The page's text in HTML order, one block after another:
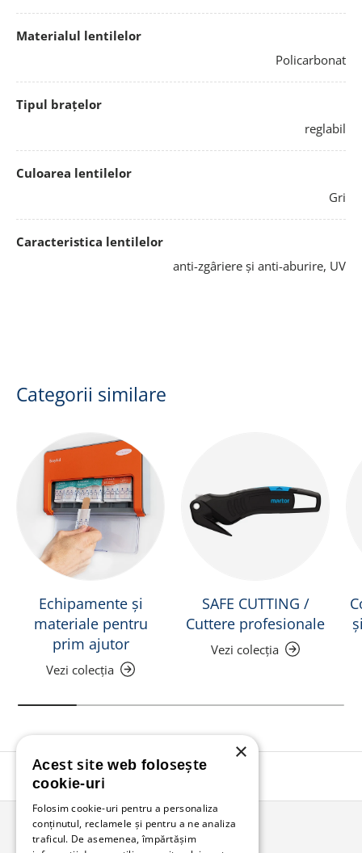
Materialul lentilelor
Policarbonat
Tipul brațelor
reglabil
Culoarea lentilelor
Gri
Caracteristica lentilelor
anti-zgâriere și anti-aburire, UV
Categorii similare
Echipamente și
materiale pentru
prim ajutor
Vezi colecția
SAFE CUTTING /
Cuttere profesionale
Vezi colecția
Înapoi în sus
Bunzl Romania
×
Acest site web folosește
cookie-uri
Folosim cookie-uri pentru a personaliza
conținutul, reclamele și pentru a ne analiza
traficul. De asemenea, împărtășim